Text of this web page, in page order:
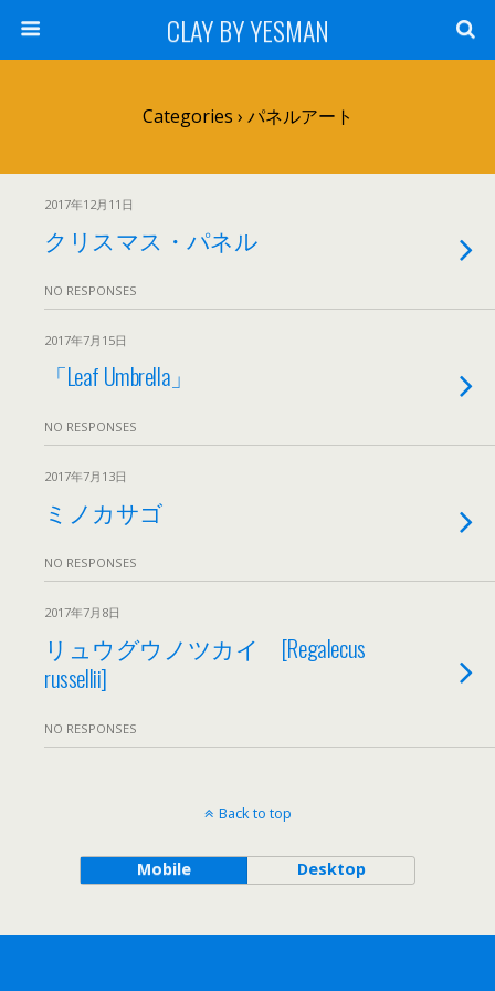
CLAY BY YESMAN
Categories › パネルアート
2017年12月11日
クリスマス・パネル
NO RESPONSES
2017年7月15日
「Leaf Umbrella」
NO RESPONSES
2017年7月13日
ミノカサゴ
NO RESPONSES
2017年7月8日
リュウグウノツカイ [Regalecus
russellii]
NO RESPONSES
Back to top
Mobile Desktop